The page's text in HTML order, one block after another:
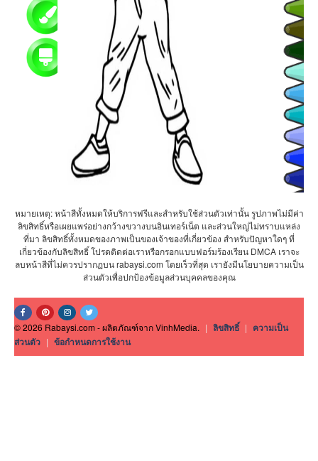
หมายเหตุ: หน้าสีทั้งหมดให้บริการฟรีและสำหรับใช้ส่วนตัวเท่านั้น รูปภาพไม่มีค่า
ลิขสิทธิ์หรือเผยแพร่อย่างกว้างขวางบนอินเทอร์เน็ต และส่วนใหญ่ไม่ทราบแหล่ง
ที่มา ลิขสิทธิ์ทั้งหมดของภาพเป็นของเจ้าของที่เกี่ยวข้อง สำหรับปัญหาใดๆ ที่
เกี่ยวข้องกับลิขสิทธิ์ โปรดติดต่อเราหรือกรอกแบบฟอร์มร้องเรียน DMCA เราจะ
ลบหน้าสีที่ไม่ควรปรากฏบน rabaysi.com โดยเร็วที่สุด เรายังมีนโยบายความเป็น
ส่วนตัวเพื่อปกป้องข้อมูลส่วนบุคคลของคุณ
© 2026 Rabaysi.com - ผลิตภัณฑ์จาก VinhMedia. | ลิขสิทธิ์ | ความเป็น
ส่วนตัว | ข้อกำหนดการใช้งาน